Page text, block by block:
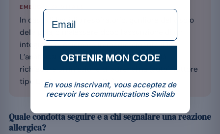
EMERGENZA VITALE
In caso di fastidio respiratorio, gonfiore del viso o
della gola, o malessere dopo l’assunzione di un
integratore, chiamare immediatamente il 144.
L’anafilassi è un’emergenza vitale che può
richiedere un’iniezione di adrenalina (autoiniettore
tipo EpiPen® se prescritto).
Quale condotta seguire e a chi segnalare una reazione
allergica?
formulaire Email
OBTENIR MON CODE
En vous inscrivant, vous acceptez de
recevoir les communications Swilab